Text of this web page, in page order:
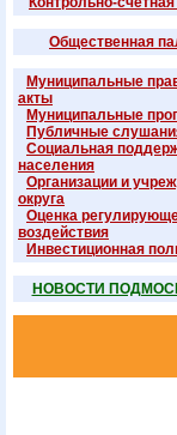
Общественная
Муниципальные
акты
Муниципальные
Публичные
Социальная
населения
Организации и
округа
Оценка
воздействия
Инвестиционная
НОВОСТИ